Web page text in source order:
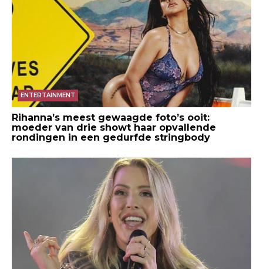
ENTERTAINMENT
Rihanna’s meest gewaagde foto’s ooit:
moeder van drie showt haar opvallende
rondingen in een gedurfde stringbody